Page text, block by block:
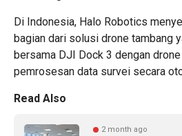
Di Indonesia, Halo Robotics
bagian dari solusi drone tambang
bersama DJI Dock 3 dengan
pemrosesan data survei secara
Read Also
2 month ago